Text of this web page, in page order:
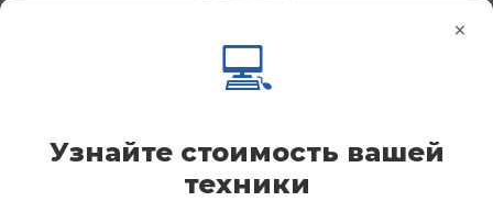
×
💻
Узнайте стоимость вашей
техники